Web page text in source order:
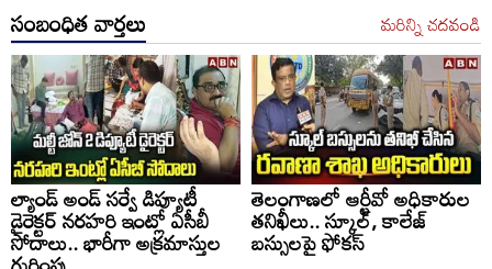
సంబంధిత వార్తలు మరిన్ని చదవండి
ల్యాండ్ అండ్ సర్వే డిప్యూటీ
డైరెక్టర్ నరహరి ఇంట్లో ఏసీబీ
సోదాలు.. భారీగా అక్రమాస్తుల
తెలంగాణలో ఆర్టీవో అధికారుల
తనిఖీలు.. స్కూల్, కాలేజ్
బస్సులపై ఫోకస్